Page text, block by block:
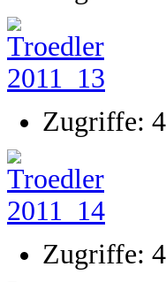
Zugriffe:
Zugriffe: